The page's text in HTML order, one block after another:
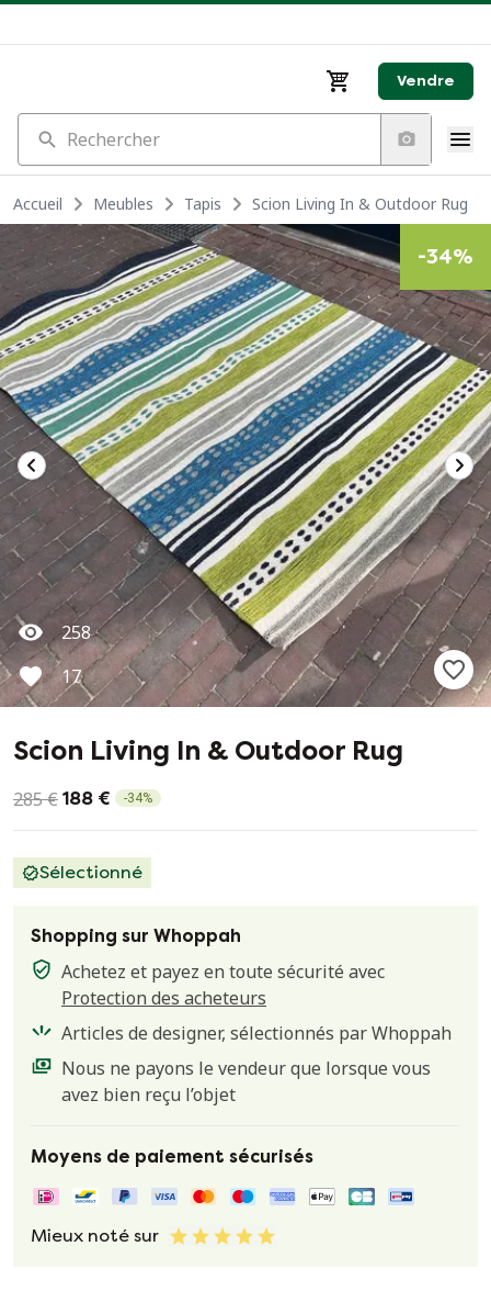
Vendre
Rechercher
Accueil Meubles Tapis Scion Living In & Outdoor Rug
258
17
-34%
Scion Living In & Outdoor Rug
285 € 188 € -34%
Sélectionné
Shopping sur Whoppah
Achetez et payez en toute sécurité avec
Protection des acheteurs
Articles de designer, sélectionnés par Whoppah
Nous ne payons le vendeur que lorsque vous
avez bien reçu l’objet
Moyens de paiement sécurisés
Mieux noté sur